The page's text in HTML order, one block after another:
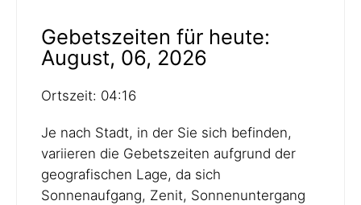
Gebetszeiten für heute:
August, 06, 2026
Ortszeit: 04:16
Je nach Stadt, in der Sie sich befinden,
variieren die Gebetszeiten aufgrund der
geografischen Lage, da sich
Sonnenaufgang, Zenit, Sonnenuntergang